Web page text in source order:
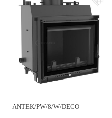
ANTEK/PW/8/W/DECO